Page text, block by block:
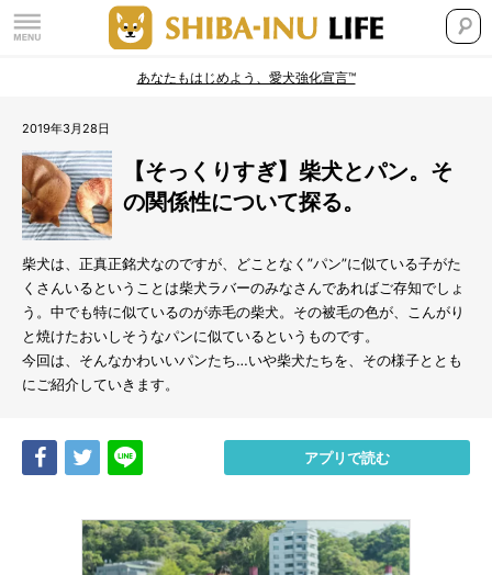
あなたもはじめよう、愛犬強化宣言™
2019年3月28日
【そっくりすぎ】柴犬とパン。そ
の関係性について探る。
柴犬は、正真正銘犬なのですが、どことなく”パン”に似ている子がた
くさんいるということは柴犬ラバーのみなさんであればご存知でしょ
う。中でも特に似ているのが赤毛の柴犬。その被毛の色が、こんがり
と焼けたおいしそうなパンに似ているというものです。
今回は、そんなかわいいパンたち…いや柴犬たちを、その様子ととも
にご紹介していきます。
Share Tweet アプリで読む